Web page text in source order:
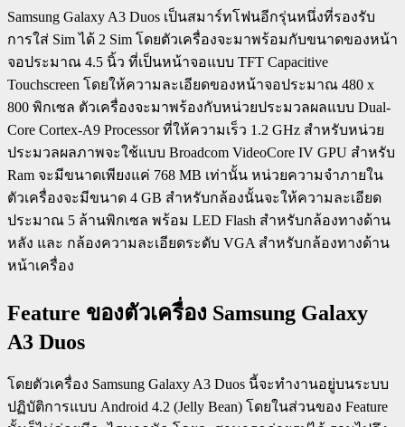
Samsung Galaxy A3 Duos เป็นสมาร์ทโฟนอีกรุ่นหนึ่งที่รองรับ
การใส่ Sim ได้ 2 Sim โดยตัวเครื่องจะมาพร้อมกับขนาดของหน้า
จอประมาณ 4.5 นิ้ว ที่เป็นหน้าจอแบบ TFT Capacitive
Touchscreen โดยให้ความละเอียดของหน้าจอประมาณ 480 x
800 พิกเซล ตัวเครื่องจะมาพร้องกับหน่วยประมวลผลแบบ Dual-
Core Cortex-A9 Processor ที่ให้ความเร็ว 1.2 GHz สำหรับหน่วย
ประมวลผลภาพจะใช้แบบ Broadcom VideoCore IV GPU สำหรับ
Ram จะมีขนาดเพียงแค่ 768 MB เท่านั้น หน่วยความจำภายใน
ตัวเครื่องจะมีขนาด 4 GB สำหรับกล้องนั้นจะให้ความละเอียด
ประมาณ 5 ล้านพิกเซล พร้อม LED Flash สำหรับกล้องทางด้าน
หลัง และ กล้องความละเอียดระดับ VGA สำหรับกล้องทางด้าน
หน้าเครื่อง
Feature ของตัวเครื่อง Samsung Galaxy
A3 Duos
โดยตัวเครื่อง Samsung Galaxy A3 Duos นี้จะทำงานอยู่บนระบบ
ปฏิบัติการแบบ Android 4.2 (Jelly Bean) โดยในส่วนของ Feature